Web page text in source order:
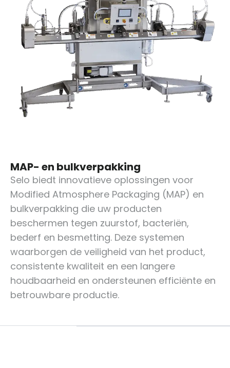
MAP- en bulkverpakking
Selo biedt innovatieve oplossingen voor
Modified Atmosphere Packaging (MAP) en
bulkverpakking die uw producten
beschermen tegen zuurstof, bacteriën,
bederf en besmetting. Deze systemen
waarborgen de veiligheid van het product,
consistente kwaliteit en een langere
houdbaarheid en ondersteunen efficiënte en
betrouwbare productie.